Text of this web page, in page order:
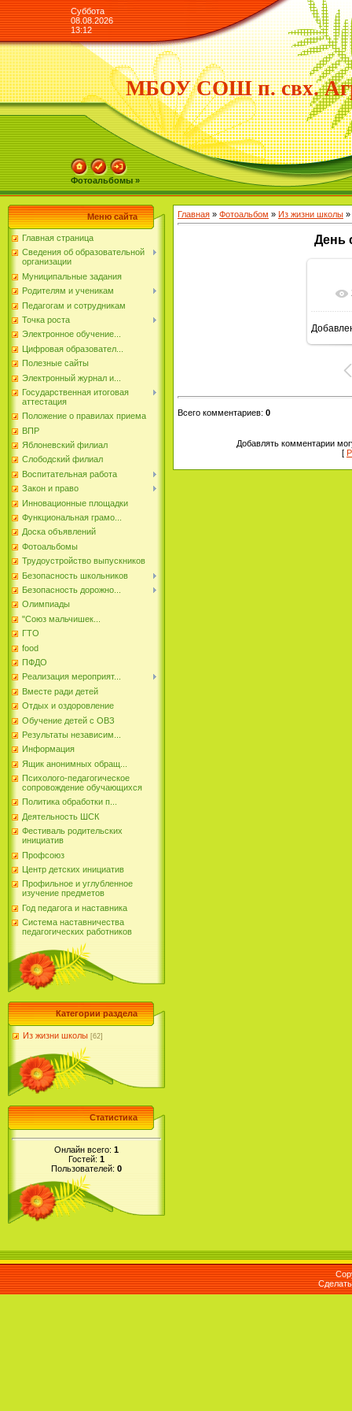
Суббота
08.08.2026
13:12
МБОУ СОШ п. свх.
Фотоальбомы »
Меню сайта
Главная страница
Сведения об образовательной
организации
Муниципальные задания
Родителям и ученикам
Педагогам и сотрудникам
Точка роста
Электронное обучение...
Цифровая образовател...
Полезные сайты
Электронный журнал и...
Государственная итоговая
аттестация
Положение о правилах приема
ВПР
Яблоневский филиал
Слободский филиал
Воспитательная работа
Закон и право
Инновационные площадки
Функциональная грамо...
Доска объявлений
Фотоальбомы
Трудоустройство выпускников
Безопасность школьников
Безопасность дорожно...
Олимпиады
"Союз мальчишек...
ГТО
food
ПФДО
Реализация мероприят...
Вместе ради детей
Отдых и оздоровление
Обучение детей с ОВЗ
Результаты независим...
Информация
Ящик анонимных обращ...
Психолого-педагогическое
сопровождение обучающихся
Политика обработки п...
Деятельность ШСК
Фестиваль родительских
инициатив
Профсоюз
Центр детских инициатив
Профильное и углубленное
изучение предметов
Год педагога и наставника
Система наставничества
педагогических работников
Категории раздела
Из жизни школы [62]
Статистика
Онлайн всего: 1
Гостей: 1
Пользователей: 0
Главная » Фотоальбом » Из жизни школы »
День
Всего комментариев: 0
Добавлять комментарии
[